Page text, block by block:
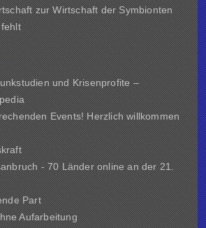
zur Wirtschaft der Symbionten
und Krisenprofite –
Events! Herzlich willkommen
- 70 Länder online an der 21.
Part
Aufarbeitung